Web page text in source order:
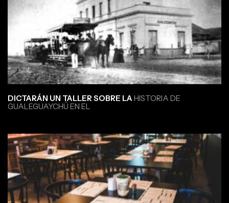
DICTARÁN UN TALLER SOBRE LA HISTORIA DE
GUALEGUAYCHÚ EN EL